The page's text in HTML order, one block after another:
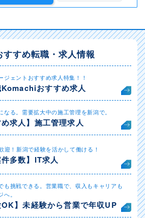
すすめ転職・求人情報
ジェントおすすめ求人特集！！
おすすめ求人
なる。需要拡大中の施工管理を新潟で。
め求人】施工管理求人
迎！新潟で経験を活かして働ける！
件多数】IT求人
も挑戦できる。営業職で、収入もキャリアも
。
OK】未経験から営業で年収UP